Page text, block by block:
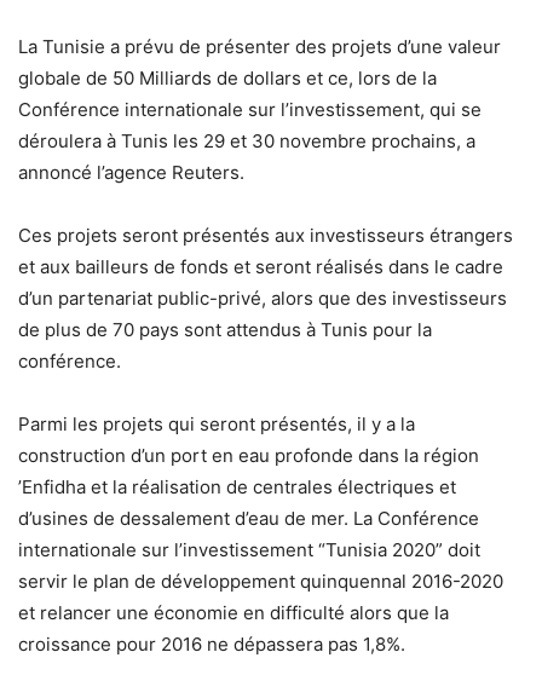
La Tunisie a prévu de présenter des projets d’une valeur
globale de 50 Milliards de dollars et ce, lors de la
Conférence internationale sur l’investissement, qui se
déroulera à Tunis les 29 et 30 novembre prochains, a
annoncé l’agence Reuters.
Ces projets seront présentés aux investisseurs étrangers
et aux bailleurs de fonds et seront réalisés dans le cadre
d’un partenariat public-privé, alors que des investisseurs
de plus de 70 pays sont attendus à Tunis pour la
conférence.
Parmi les projets qui seront présentés, il y a la
construction d’un port en eau profonde dans la région
’Enfidha et la réalisation de centrales électriques et
d’usines de dessalement d’eau de mer. La Conférence
internationale sur l’investissement “Tunisia 2020” doit
servir le plan de développement quinquennal 2016-2020
et relancer une économie en difficulté alors que la
croissance pour 2016 ne dépassera pas 1,8%.